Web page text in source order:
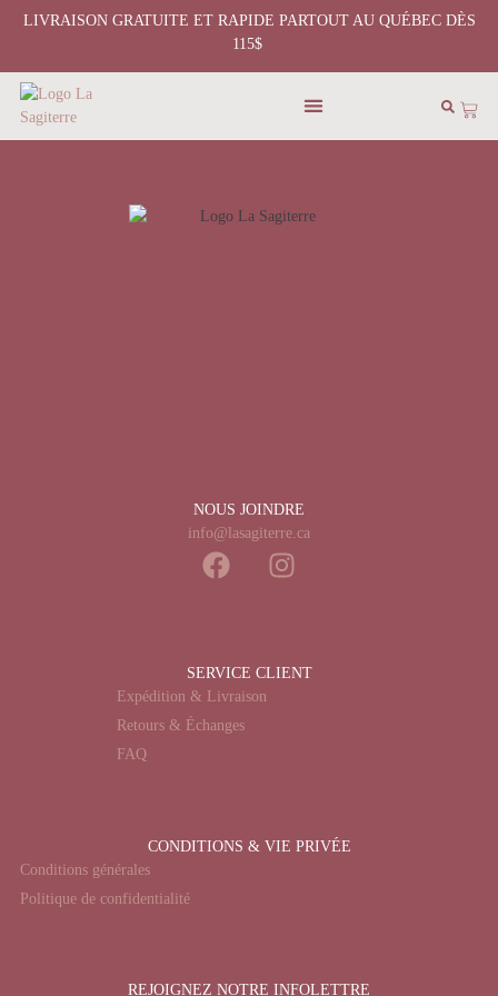
LIVRAISON GRATUITE ET RAPIDE PARTOUT AU QUÉBEC DÈS
115$
NOUS JOINDRE
info@lasagiterre.ca
SERVICE CLIENT
Expédition & Livraison
Retours & Échanges
FAQ
CONDITIONS & VIE PRIVÉE
Conditions générales
Politique de confidentialité
REJOIGNEZ NOTRE INFOLETTRE